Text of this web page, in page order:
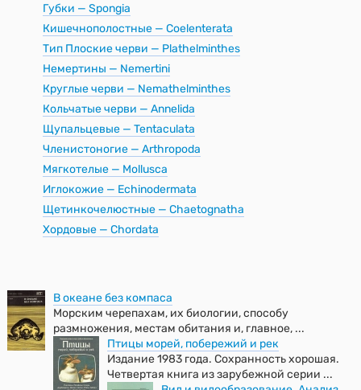
Губки — Spongia
Кишечнополостные — Coelenterata
Тип Плоские черви — Plathelminthes
Немертины — Nemertini
Круглые черви — Nemathelminthes
Кольчатые черви — Annelida
Щупальцевые — Tentaculata
Членистоногие — Arthropoda
Мягкотелые — Mollusca
Иглокожие — Echinodermata
Щетинкочелюстные — Chaetognatha
Хордовые — Chordata
В океане без компаса
Морским черепахам, их биологии, способу
размножения, местам обитания и, главное, ...
Птицы морей, побережий и рек
Издание 1983 года. Сохранность хорошая.
Четвертая книга из зарубежной серии ...